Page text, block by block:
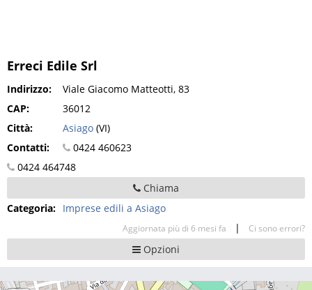
Erreci Edile Srl
Indirizzo:
Viale Giacomo Matteotti, 83
CAP:
36012
Città:
Asiago (VI)
Contatti:
0424 460623
0424 464748
Chiama
Categoria: Imprese edili a Asiago
Aggiornata più di 6 mesi fa | Ci sono errori?
Opzioni